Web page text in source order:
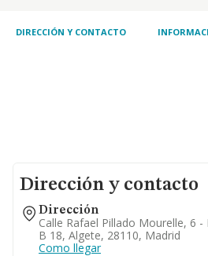
DIRECCIÓN Y CONTACTO
Dirección y contacto
Dirección
Calle Rafael Pillado Mourelle, 6 -
B 18, Algete, 28110, Madrid
Como llegar